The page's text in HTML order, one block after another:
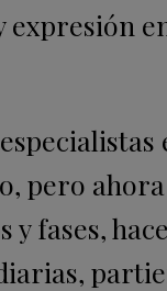
pero ahora
fases,